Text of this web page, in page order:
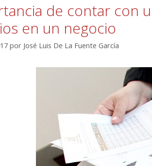
de contar con
en un negocio
por José Luis De La Fuente García